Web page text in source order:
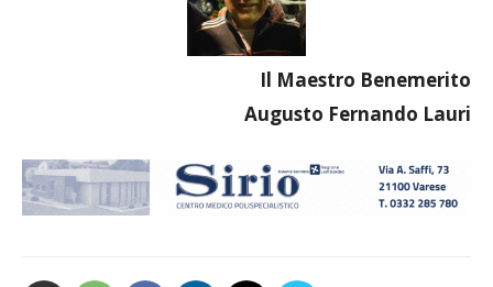
Il Maestro Benemerito
Augusto Fernando Lauri